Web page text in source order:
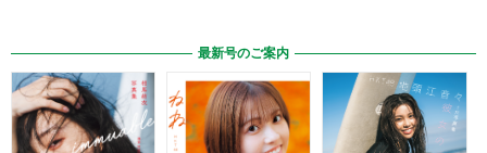
最新号のご案内